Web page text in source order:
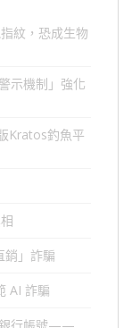
紋，恐成生物
示機制」強化
Kratos釣魚平
銷」詐騙
AI 詐騙
銀行帳號——